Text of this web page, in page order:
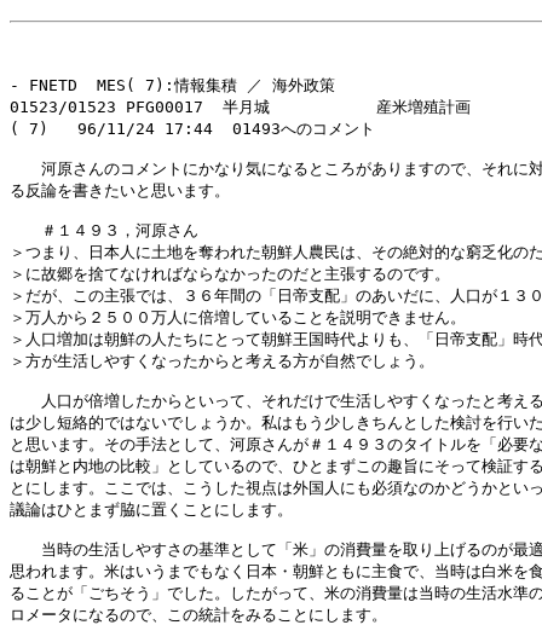
- FNETD  MES( 7):情報集積 ／ 海外政策
01523/01523 PFG00017  半月城           産米増殖計画
( 7)   96/11/24 17:44  01493へのコメント
河原さんのコメントにかなり気になるところがありますので、それに
る反論を書きたいと思います。
＃１４９３，河原さん
＞つまり、日本人に土地を奪われた朝鮮人農民は、その絶対的な窮乏化の
＞に故郷を捨てなければならなかったのだと主張するのです。
＞だが、この主張では、３６年間の「日帝支配」のあいだに、人口が１３
＞万人から２５００万人に倍増していることを説明できません。
＞人口増加は朝鮮の人たちにとって朝鮮王国時代よりも、「日帝支配」時
＞方が生活しやすくなったからと考える方が自然でしょう。
人口が倍増したからといって、それだけで生活しやすくなったと考え
は少し短絡的ではないでしょうか。私はもう少しきちんとした検討を行い
と思います。その手法として、河原さんが＃１４９３のタイトルを「必要
は朝鮮と内地の比較」としているので、ひとまずこの趣旨にそって検証す
とにします。ここでは、こうした視点は外国人にも必須なのかどうかとい
議論はひとまず脇に置くことにします。
当時の生活しやすさの基準として「米」の消費量を取り上げるのが最
思われます。米はいうまでもなく日本・朝鮮ともに主食で、当時は白米を
ることが「ごちそう」でした。したがって、米の消費量は当時の生活水準
ロメータになるので、この統計をみることにします。